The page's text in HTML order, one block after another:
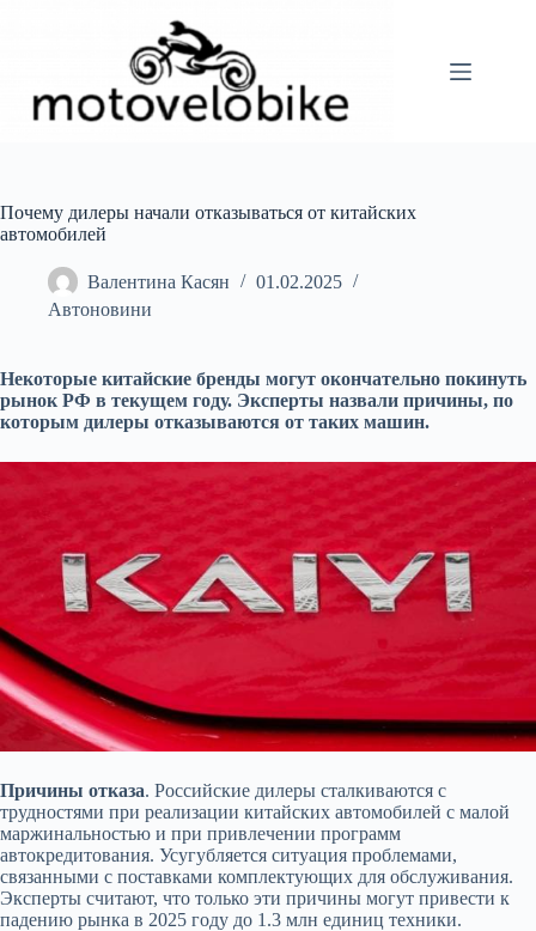
Почему дилеры начали отказываться от китайских
автомобилей
Валентина Касян
01.02.2025
Автоновини
Некоторые китайские бренды могут окончательно покинуть
рынок РФ в текущем году. Эксперты назвали причины, по
которым дилеры отказываются от таких машин.
Причины отказа. Российские дилеры сталкиваются с
трудностями при реализации китайских автомобилей с малой
маржинальностью и при привлечении программ
автокредитования. Усугубляется ситуация проблемами,
связанными с поставками комплектующих для обслуживания.
Эксперты считают, что только эти причины могут привести к
падению рынка в 2025 году до 1.3 млн единиц техники.